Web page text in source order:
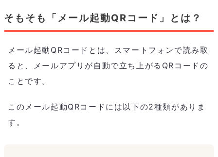
そもそも「メール起動QRコード」とは？
メール起動QRコードとは、スマートフォンで読み取
ると、メールアプリが自動で立ち上がるQRコードの
ことです。
このメール起動QRコードには以下の2種類がありま
す。